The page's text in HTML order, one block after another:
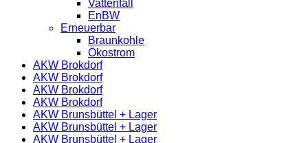
Vattenfall
EnBW
Erneuerbar
Braunkohle
Ökostrom
AKW Brokdorf
AKW Brokdorf
AKW Brokdorf
AKW Brokdorf
AKW Brunsbüttel + Lager
AKW Brunsbüttel + Lager
AKW Brunsbüttel + Lager